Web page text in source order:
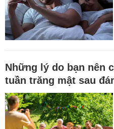
Những lý do bạn nên
tuần trăng mật sau